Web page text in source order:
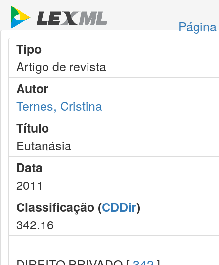
Tipo
Artigo de revista
Autor
Ternes, Cristina
Título
Eutanásia
Data
2011
Classificação (CDDir)
342.16